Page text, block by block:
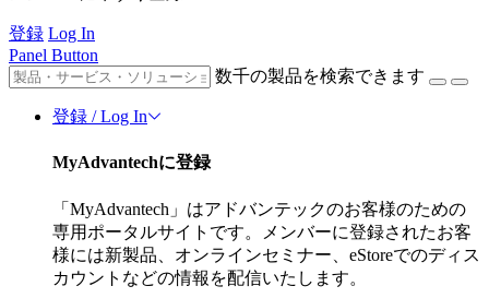
登録 Log In
Panel Button
数千の製品を検索できます
登録 / Log In
MyAdvantechに登録
「MyAdvantech」はアドバンテックのお客様のための
専用ポータルサイトです。メンバーに登録されたお客
様には新製品、オンラインセミナー、eStoreでのディス
カウントなどの情報を配信いたします。